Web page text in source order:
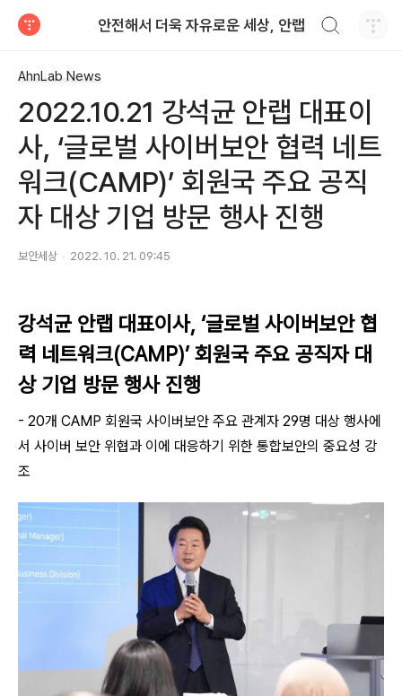
안전해서 더욱 자유로운 세상, 안랩
AhnLab News
2022.10.21 강석균 안랩 대표이
사, ‘글로벌 사이버보안 협력 네트
워크(CAMP)’ 회원국 주요 공직
자 대상 기업 방문 행사 진행
보안세상 2022. 10. 21. 09:45
강석균 안랩 대표이사, ‘글로벌 사이버보안 협
력 네트워크(CAMP)’ 회원국 주요 공직자 대
상 기업 방문 행사 진행
- 20개 CAMP 회원국 사이버보안 주요 관계자 29명 대상 행사에
서 사이버 보안 위협과 이에 대응하기 위한 통합보안의 중요성 강
조